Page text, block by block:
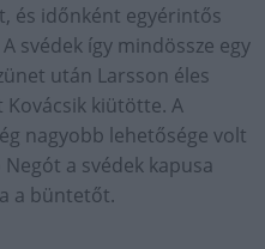
és időnként egyérintős
svédek így mindössze egy
után Larsson éles
kiütötte. A
nagyobb lehetősége volt
a svédek kapusa
a büntetőt.